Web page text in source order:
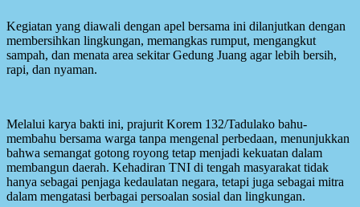
Kegiatan yang diawali dengan apel bersama ini dilanjutkan dengan
membersihkan lingkungan, memangkas rumput, mengangkut
sampah, dan menata area sekitar Gedung Juang agar lebih bersih,
rapi, dan nyaman.
Melalui karya bakti ini, prajurit Korem 132/Tadulako bahu-
membahu bersama warga tanpa mengenal perbedaan, menunjukkan
bahwa semangat gotong royong tetap menjadi kekuatan dalam
membangun daerah. Kehadiran TNI di tengah masyarakat tidak
hanya sebagai penjaga kedaulatan negara, tetapi juga sebagai mitra
dalam mengatasi berbagai persoalan sosial dan lingkungan.